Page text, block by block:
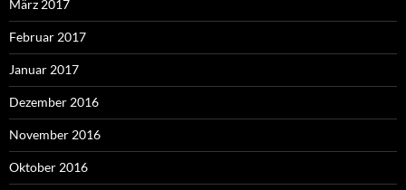
März 2017
Februar 2017
Januar 2017
Dezember 2016
November 2016
Oktober 2016